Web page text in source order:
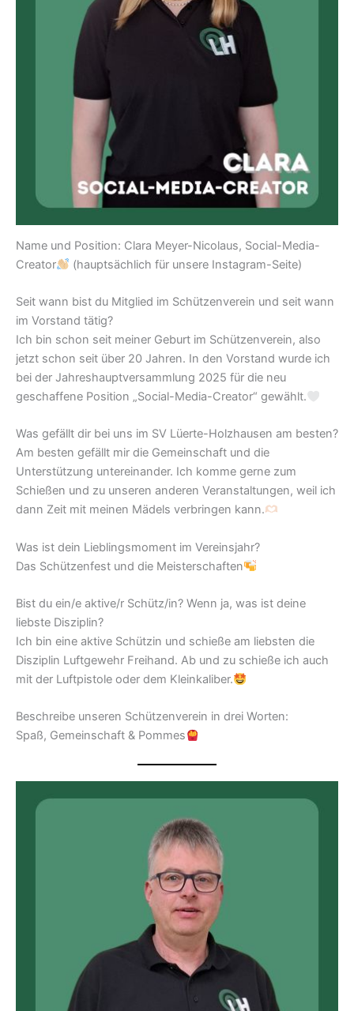
Name und Position: Clara Meyer-Nicolaus, Social-Media-
Creator
(hauptsächlich für unsere Instagram-Seite)
Seit wann bist du Mitglied im Schützenverein und seit wann
im Vorstand tätig?
Ich bin schon seit meiner Geburt im Schützenverein, also
jetzt schon seit über 20 Jahren. In den Vorstand wurde ich
bei der Jahreshauptversammlung 2025 für die neu
geschaffene Position „Social-Media-Creator“ gewählt.
Was gefällt dir bei uns im SV Lüerte-Holzhausen am besten?
Am besten gefällt mir die Gemeinschaft und die
Unterstützung untereinander. Ich komme gerne zum
Schießen und zu unseren anderen Veranstaltungen, weil ich
dann Zeit mit meinen Mädels verbringen kann.
Was ist dein Lieblingsmoment im Vereinsjahr?
Das Schützenfest und die Meisterschaften
Bist du ein/e aktive/r Schütz/in? Wenn ja, was ist deine
liebste Disziplin?
Ich bin eine aktive Schützin und schieße am liebsten die
Disziplin Luftgewehr Freihand. Ab und zu schieße ich auch
mit der Luftpistole oder dem Kleinkaliber.
Beschreibe unseren Schützenverein in drei Worten:
Spaß, Gemeinschaft & Pommes